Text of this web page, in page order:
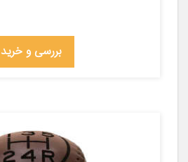
بررسی و خرید